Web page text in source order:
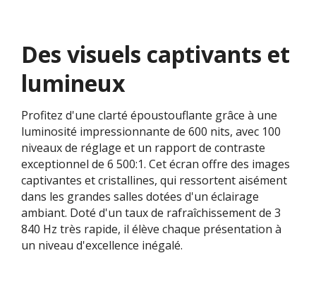
Des visuels captivants et
lumineux
Profitez d'une clarté époustouflante grâce à une
luminosité impressionnante de 600 nits, avec 100
niveaux de réglage et un rapport de contraste
exceptionnel de 6 500:1. Cet écran offre des images
captivantes et cristallines, qui ressortent aisément
dans les grandes salles dotées d'un éclairage
ambiant. Doté d'un taux de rafraîchissement de 3
840 Hz très rapide, il élève chaque présentation à
un niveau d'excellence inégalé.